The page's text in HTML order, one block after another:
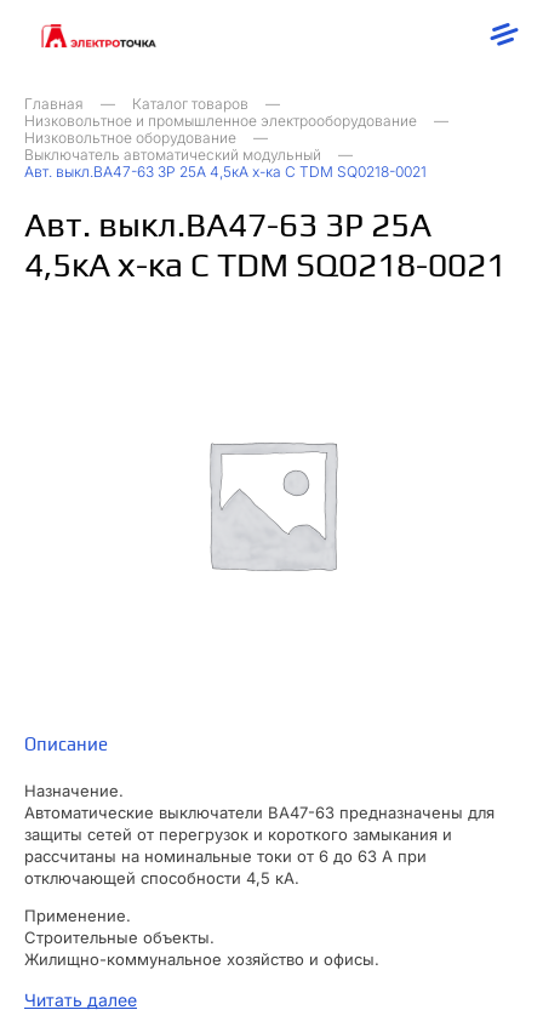
Главная
Каталог товаров
Низковольтное и промышленное электрооборудование
Низковольтное оборудование
Выключатель автоматический модульный
Авт. выкл.ВА47-63 3Р 25А 4,5кА х-ка С TDM SQ0218-0021
Авт. выкл.ВА47-63 3Р 25А
4,5кА х-ка С TDM SQ0218-0021
Описание
Назначение.
Автоматические выключатели ВА47-63 предназначены для
защиты сетей от перегрузок и короткого замыкания и
рассчитаны на номинальные токи от 6 до 63 А при
отключающей способности 4,5 кА.
Применение.
Строительные объекты.
Жилищно-коммунальное хозяйство и офисы.
Материалы.
Читать далее